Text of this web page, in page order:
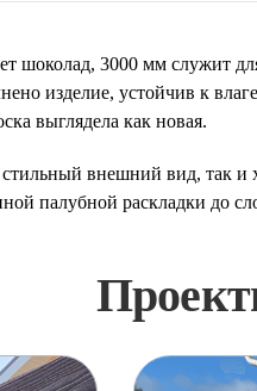
шоколад, 3000 мм служит
изделие, устойчив к
выглядела как новая.
внешний вид, так
палубной раскладки до